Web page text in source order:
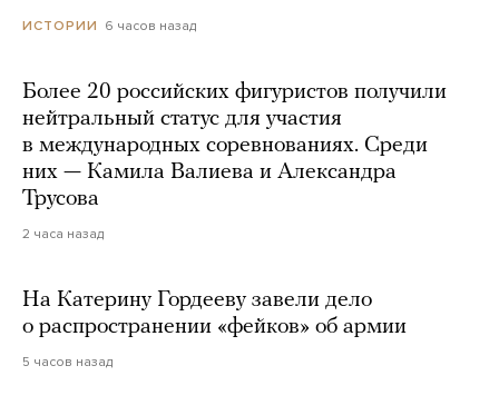
ИСТОРИИ 6 часов назад
Более 20 российских фигуристов получили
нейтральный статус для участия
в международных соревнованиях. Среди
них — Камила Валиева и Александра
Трусова
2 часа назад
На Катерину Гордееву завели дело
о распространении «фейков» об армии
5 часов назад